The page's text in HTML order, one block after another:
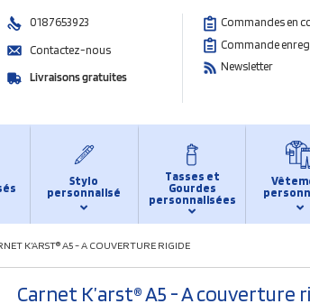
0187653923
Contactez-nous
Livraisons gratuites
Commandes en
Commande
Newsletter
Stylo
personnalisé
Tasses et
Gourdes
personnalisées
K’ARST® A5 - A COUVERTURE RIGIDE
Carnet K’arst® A5 - A couverture